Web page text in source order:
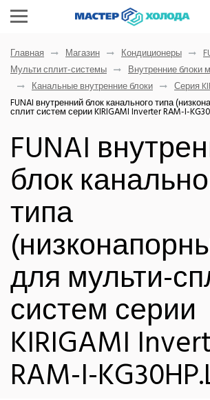
Главная Магазин Кондиционеры
Мульти сплит-системы
Внутренние блоки
Канальные внутренние блоки
Серия
FUNAI внутренний блок канального типа
сплит систем серии KIRIGAMI Inverter RAM-I-
FUNAI
блок
типа
для мульти-
систем серии
KIRIGAMI
RAM-I-